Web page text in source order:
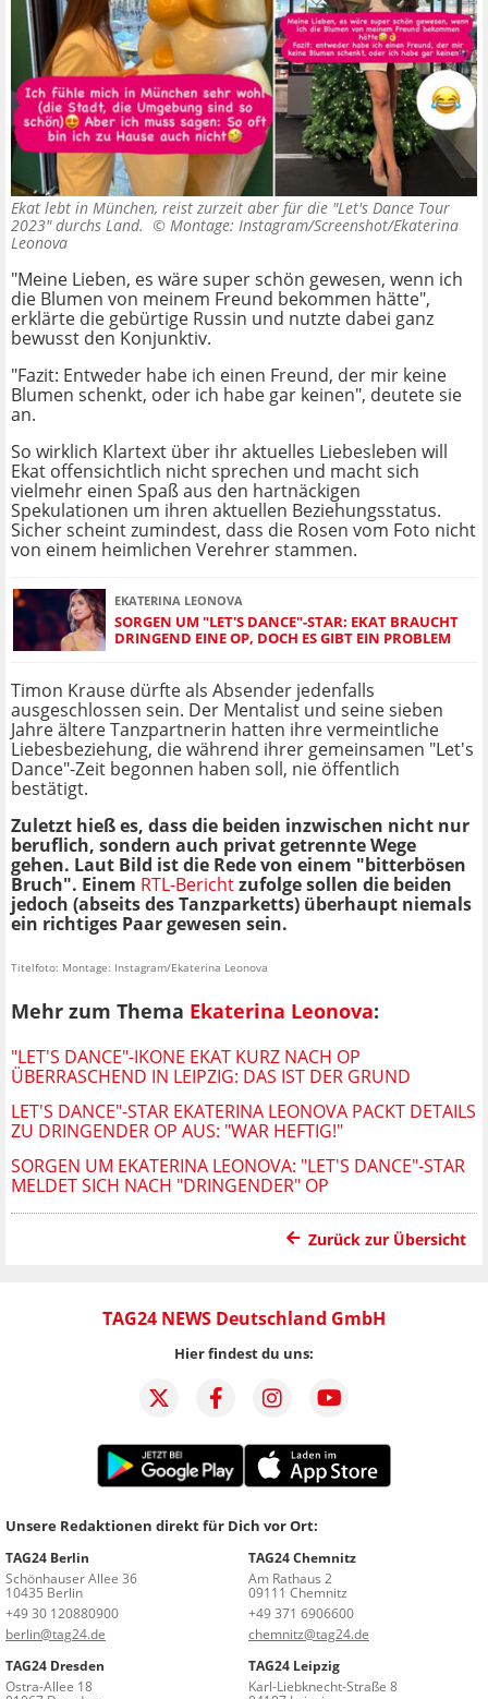
Ekat lebt in München, reist zurzeit aber für die "Let's Dance Tour
2023" durchs Land. © Montage: Instagram/Screenshot/Ekaterina
Leonova
"Meine Lieben, es wäre super schön gewesen, wenn ich
die Blumen von meinem Freund bekommen hätte",
erklärte die gebürtige Russin und nutzte dabei ganz
bewusst den Konjunktiv.
"Fazit: Entweder habe ich einen Freund, der mir keine
Blumen schenkt, oder ich habe gar keinen", deutete sie
an.
So wirklich Klartext über ihr aktuelles Liebesleben will
Ekat offensichtlich nicht sprechen und macht sich
vielmehr einen Spaß aus den hartnäckigen
Spekulationen um ihren aktuellen Beziehungsstatus.
Sicher scheint zumindest, dass die Rosen vom Foto nicht
von einem heimlichen Verehrer stammen.
EKATERINA LEONOVA
SORGEN UM "LET'S DANCE"-STAR: EKAT BRAUCHT
DRINGEND EINE OP, DOCH ES GIBT EIN PROBLEM
Timon Krause dürfte als Absender jedenfalls
ausgeschlossen sein. Der Mentalist und seine sieben
Jahre ältere Tanzpartnerin hatten ihre vermeintliche
Liebesbeziehung, die während ihrer gemeinsamen "Let's
Dance"-Zeit begonnen haben soll, nie öffentlich
bestätigt.
Zuletzt hieß es, dass die beiden inzwischen nicht nur
beruflich, sondern auch privat getrennte Wege
gehen. Laut Bild ist die Rede von einem "bitterbösen
Bruch". Einem RTL-Berichtzufolge sollen die beiden
jedoch (abseits des Tanzparketts) überhaupt niemals
ein richtiges Paar gewesen sein.
Titelfoto: Montage: Instagram/Ekaterina Leonova
Mehr zum Thema Ekaterina Leonova:
"LET'S DANCE"-IKONE EKAT KURZ NACH OP
ÜBERRASCHEND IN LEIPZIG: DAS IST DER GRUND
LET'S DANCE"-STAR EKATERINA LEONOVA PACKT DETAILS
ZU DRINGENDER OP AUS: "WAR HEFTIG!"
SORGEN UM EKATERINA LEONOVA: "LET'S DANCE"-STAR
MELDET SICH NACH "DRINGENDER" OP
Zurück zur Übersicht
TAG24 NEWS Deutschland GmbH
Hier findest du uns:
Unsere Redaktionen direkt für Dich vor Ort:
TAG24 Berlin
Schönhauser Allee 36
10435 Berlin
+49 30 120880900
berlin@tag24.de
TAG24 Chemnitz
Am Rathaus 2
09111 Chemnitz
+49 371 6906600
chemnitz@tag24.de
TAG24 Dresden
Ostra-Allee 18
TAG24 Leipzig
Karl-Liebknecht-Straße 8